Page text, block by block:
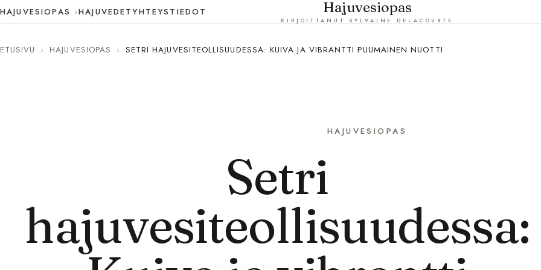
HAJUVESIOPAS HAJUVEDETYHTEYSTIEDOT Hajuvesiopas
KIRJOITTANUT SYLVAINE DELACOURTE
ETUSIVU › HAJUVESIOPAS › SETRI HAJUVESITEOLLISUUDESSA: KUIVA JA VIBRANTTI PUUMAINEN NUOTTI
HAJUVESIOPAS
Setri
hajuvesiteollisuudessa: